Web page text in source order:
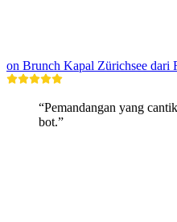
on Brunch Kapal Zürichsee dari
“Pemandangan yang
bot.”